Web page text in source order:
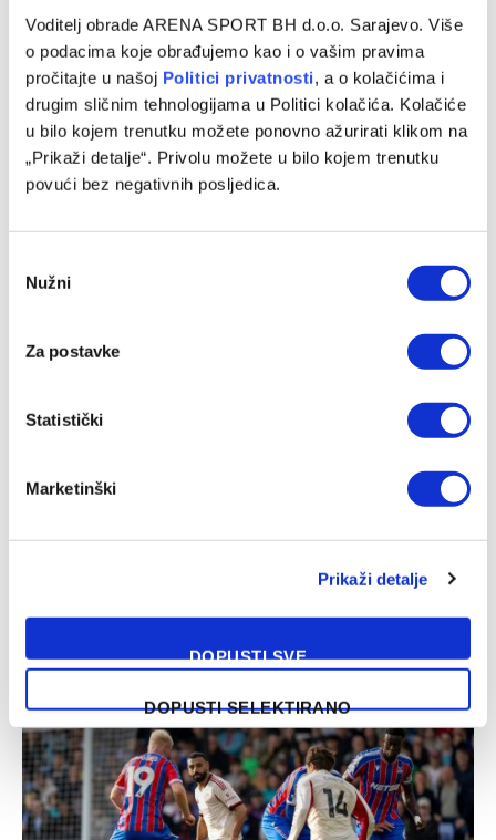
Voditelj obrade ARENA SPORT BH d.o.o. Sarajevo. Više
o podacima koje obrađujemo kao i o vašim pravima
pročitajte u našoj Politici privatnosti, a o kolačićima i
drugim sličnim tehnologijama u Politici kolačića. Kolačiće
u bilo kojem trenutku možete ponovno ažurirati klikom na
„Prikaži detalje“. Privolu možete u bilo kojem trenutku
povući bez negativnih posljedica.
Selection
Nužni
Za postavke
Statistički
Marketinški
Prikaži detalje
DOPUSTI SVE
DOPUSTI SELEKTIRANO
Haaland odveo City do trijumfa nad Evertonom,
Matetin hat-trick spasio Palace od poraza
18/10/2025
Odigrane su današnje utakmice popodnevnog programa
engleske Premier League. Manchester City pobjedom 2:0
kod Evertona popeo se na vrh tabele. Bila…
Forbes objavio listu najbolje plaćenih fudbalera
Prema najnovijem izvještaju magazina Forbes, portugalska
superzvijezda Cristiano Ronaldo i dalje je najplaćeniji